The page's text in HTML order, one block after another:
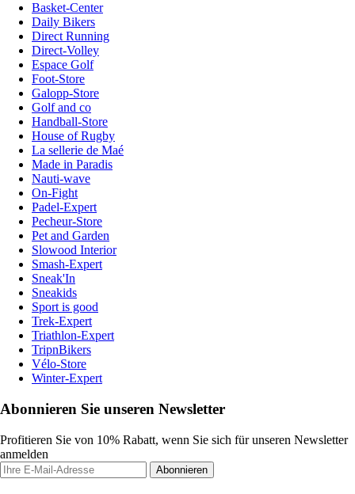
Basket-Center
Daily Bikers
Direct Running
Direct-Volley
Espace Golf
Foot-Store
Galopp-Store
Golf and co
Handball-Store
House of Rugby
La sellerie de Maé
Made in Paradis
Nauti-wave
On-Fight
Padel-Expert
Pecheur-Store
Pet and Garden
Slowood Interior
Smash-Expert
Sneak'In
Sneakids
Sport is good
Trek-Expert
Triathlon-Expert
TripnBikers
Vélo-Store
Winter-Expert
Abonnieren Sie unseren Newsletter
Profitieren Sie von 10% Rabatt, wenn Sie sich für unseren Newsletter
anmelden
Abonnieren